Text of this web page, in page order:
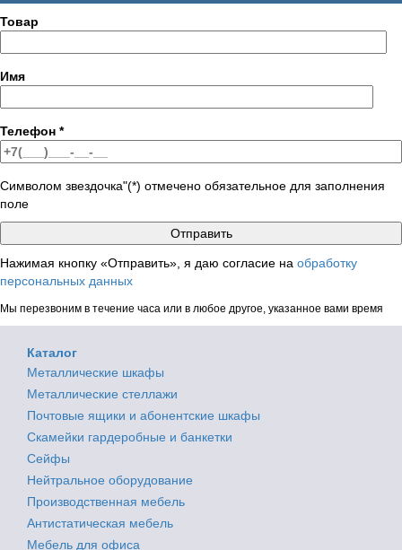
Товар
Имя
Телефон *
Символом звездочка"(*) отмечено обязательное для заполнения
поле
Нажимая кнопку «Отправить», я даю согласие на обработку
персональных данных
Мы перезвоним в течение часа или в любое другое, указанное вами время
Каталог
Металлические шкафы
Металлические стеллажи
Почтовые ящики и абонентские шкафы
Скамейки гардеробные и банкетки
Сейфы
Нейтральное оборудование
Производственная мебель
Антистатическая мебель
Мебель для офиса